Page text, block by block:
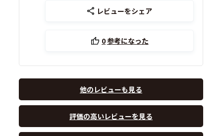
レビューをシェア
0参考になった
他のレビューも見る
評価の高いレビューを見る